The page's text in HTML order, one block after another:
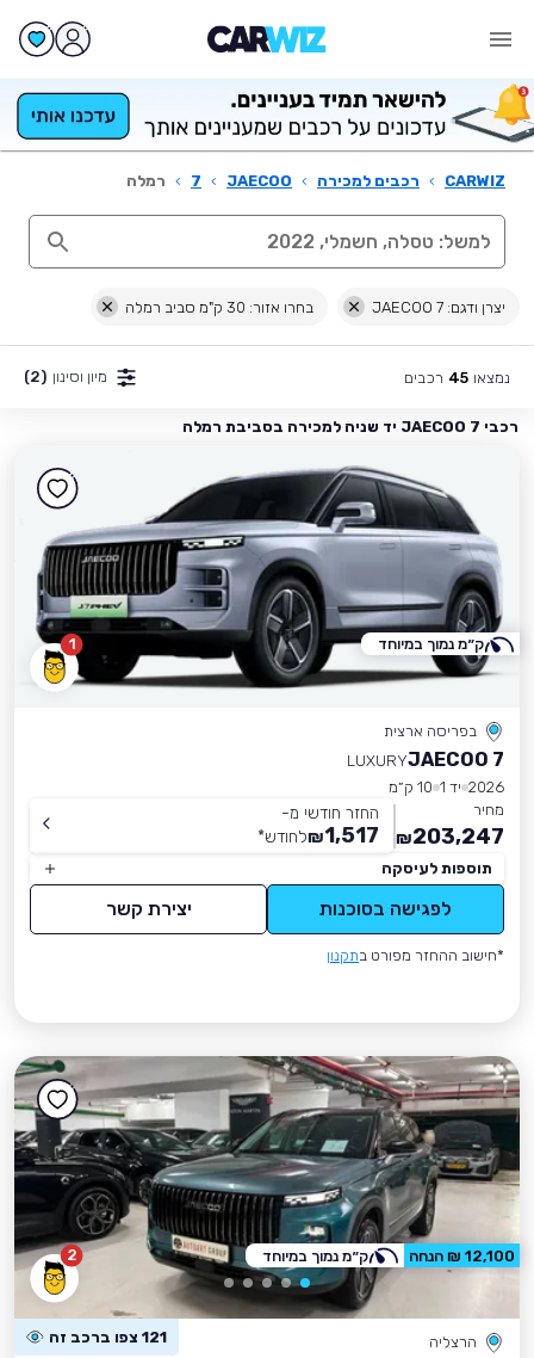
CARWIZ
› רכבים למכירה ›
JAECOO
›
7
› רמלה
יצרן ודגם: JAECOO 7 בחרו אזור: 30 ק"מ סביב רמלה
נמצאו 45 רכבים מיון וסינון (2)
רכבי JAECOO 7 יד שניה למכירה בסביבת רמלה
1
בפריסה ארצית
JAECOO 7
LUXURY
2026 יד 1
10 ק״מ
מחיר
203,247
₪
החזר חודשי מ-
1,517
₪לחודש*
תוספות לעיסקה
לפגישה בסוכנות יצירת קשר
*חישוב ההחזר מפורט בתקנון
ק״מ נמוך במיוחד
2
הרצליה 121 צפו ברכב זה
12,100 ₪ הנחה ק״מ נמוך במיוחד